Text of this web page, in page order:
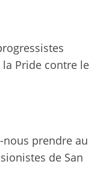
Pride contre le
prendre au
de San